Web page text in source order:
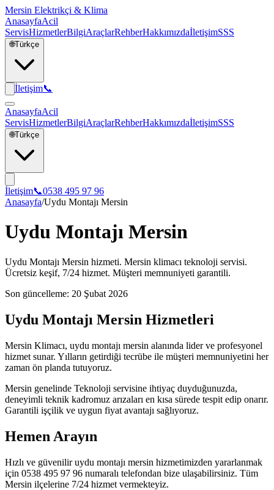
Mersin Elektrikçi & Klima
AnasayfaAcil
ServisHizmetlerBilgiAraçlarRehberHakkımızdaİletişimSSS
🌐Türkçe
İletişim📞
AnasayfaAcil
ServisHizmetlerBilgiAraçlarRehberHakkımızdaİletişimSSS
🌐Türkçe
İletişim📞0538 495 97 96
Anasayfa/Uydu Montajı Mersin
Uydu Montajı Mersin
Uydu Montajı Mersin hizmeti. Mersin klimacı teknoloji servisi.
Ücretsiz keşif, 7/24 hizmet. Müşteri memnuniyeti garantili.
Son güncelleme: 20 Şubat 2026
Uydu Montajı Mersin Hizmetleri
Mersin Klimacı, uydu montajı mersin alanında lider ve profesyonel
hizmet sunar. Yılların getirdiği tecrübe ile müşteri memnuniyetini her
zaman ön planda tutuyoruz.
Mersin genelinde Teknoloji servisine ihtiyaç duyduğunuzda,
deneyimli teknik kadromuz arızaları en kısa sürede tespit edip onarır.
Garantili işçilik ve uygun fiyat avantajı sağlıyoruz.
Hemen Arayın
Hızlı ve güvenilir uydu montajı mersin hizmetimizden yararlanmak
için 0538 495 97 96 numaralı telefondan bize ulaşabilirsiniz. Tüm
Mersin ilçelerine 7/24 hizmet vermekteyiz.